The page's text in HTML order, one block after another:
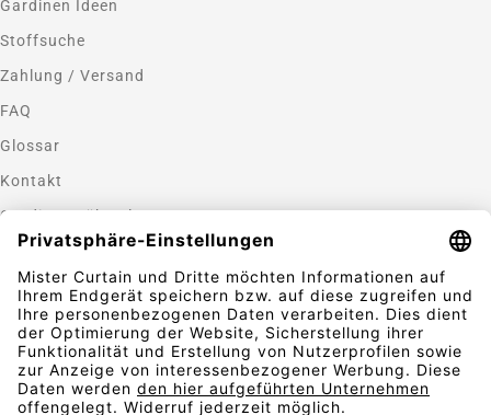
Gardinen Ideen
Stoffsuche
Zahlung / Versand
FAQ
Glossar
Kontakt
Gardinen nähen lassen
Zahlungsmethoden
Sicherheit